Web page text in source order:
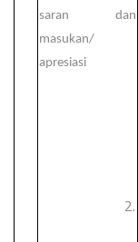
saran dan
masukan/
apresiasi